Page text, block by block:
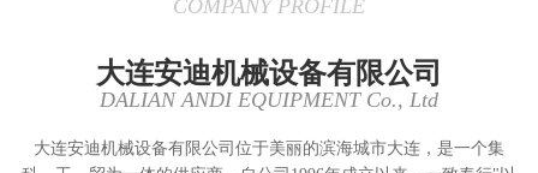
COMPANY PROFILE
大连安迪机械设备有限公司
DALIAN ANDI EQUIPMENT Co., Ltd
大连安迪机械设备有限公司位于美丽的滨海城市大连，是一个集